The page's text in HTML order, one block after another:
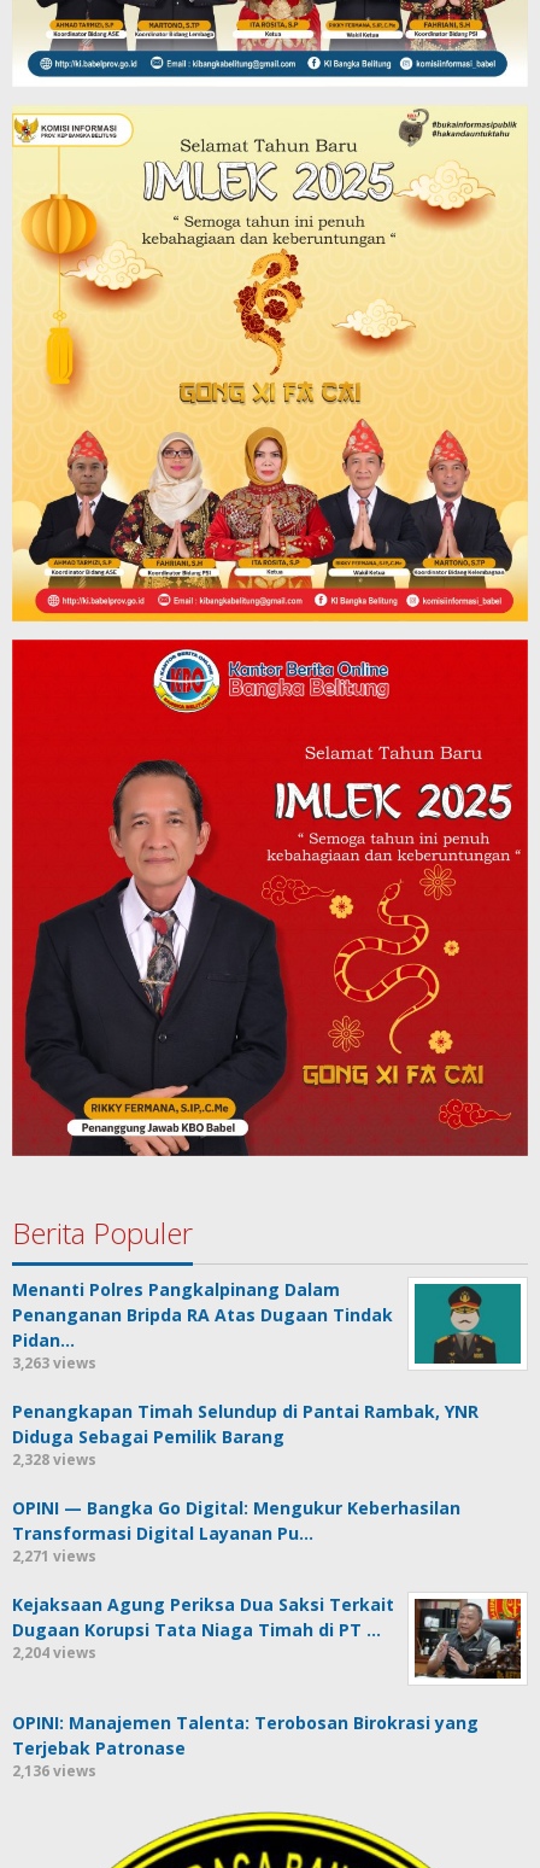
Berita Populer
Menanti Polres Pangkalpinang Dalam
Penanganan Bripda RA Atas Dugaan Tindak
Pidan…
3,263 views
Penangkapan Timah Selundup di Pantai Rambak, YNR
Diduga Sebagai Pemilik Barang
2,328 views
OPINI — Bangka Go Digital: Mengukur Keberhasilan
Transformasi Digital Layanan Pu…
2,271 views
Kejaksaan Agung Periksa Dua Saksi Terkait
Dugaan Korupsi Tata Niaga Timah di PT …
2,204 views
OPINI: Manajemen Talenta: Terobosan Birokrasi yang
Terjebak Patronase
2,136 views